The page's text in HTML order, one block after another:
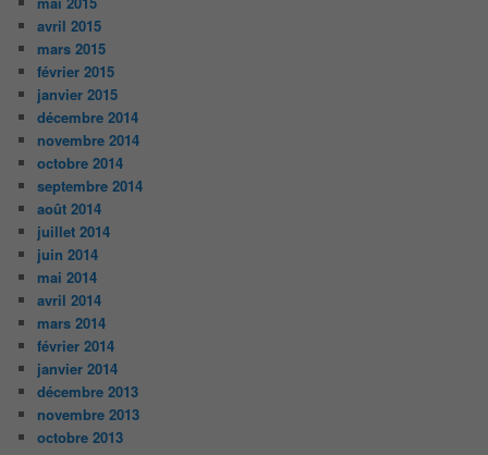
avril 2015
mars 2015
février 2015
janvier 2015
décembre 2014
novembre 2014
octobre 2014
septembre 2014
août 2014
juillet 2014
juin 2014
mai 2014
avril 2014
mars 2014
février 2014
janvier 2014
décembre 2013
novembre 2013
octobre 2013